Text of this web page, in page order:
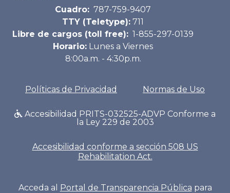
Cuadro: 787-759-9407
TTY (Teletype): 711
Libre de cargos (toll free): 1-855-297-0139
Horario: Lunes a Viernes
8:00a.m. - 4:30p.m.
Políticas de Privacidad Normas de Uso
Accesibilidad PRITS-032525-ADVP Conforme a
la Ley 229 de 2003
Accesibilidad conforme a sección 508 US
Rehabilitation Act.
Acceda al Portal de Transparencia Pública para